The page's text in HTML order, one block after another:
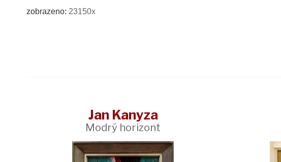
zobrazeno: 23150x
Jan Kanyza
Modrý horizont